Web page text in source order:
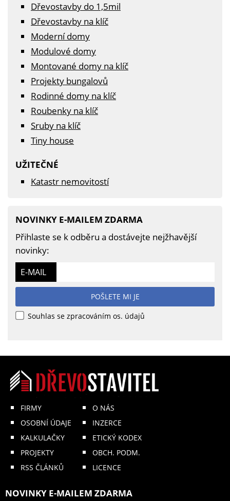
Dřevostavby do 1,5mil
Dřevostavby na klíč
Moderní domy
Modulové domy
Montované domy na klíč
Projekty bungalovů
Rodinné domy na klíč
Roubenky na klíč
Sruby na klíč
Tiny house
UŽITEČNÉ
Katastr nemovitostí
NOVINKY E-MAILEM ZDARMA
Přihlaste se k odběru a dostávejte nejžhavější
novinky:
E-MAIL
POŠLETE MI JE
Souhlas se zpracováním os. údajů
FIRMY
OSOBNÍ ÚDAJE
KALKULAČKY
PROJEKTY
RSS ČLÁNKŮ
O NÁS
INZERCE
ETICKÝ KODEX
OBCH. PODM.
LICENCE
NOVINKY E-MAILEM ZDARMA